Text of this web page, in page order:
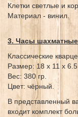
Клетки светлые и
Материал - винил.
3. Часы
Классические
Размер: 18 х 11 х 6.5
Вес: 380 гр.
Цвет: чёрный.
В представленный
входит комплект